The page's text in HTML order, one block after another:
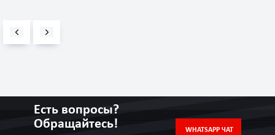
Есть вопросы?
Обращайтесь!
WHATSAPP ЧАТ